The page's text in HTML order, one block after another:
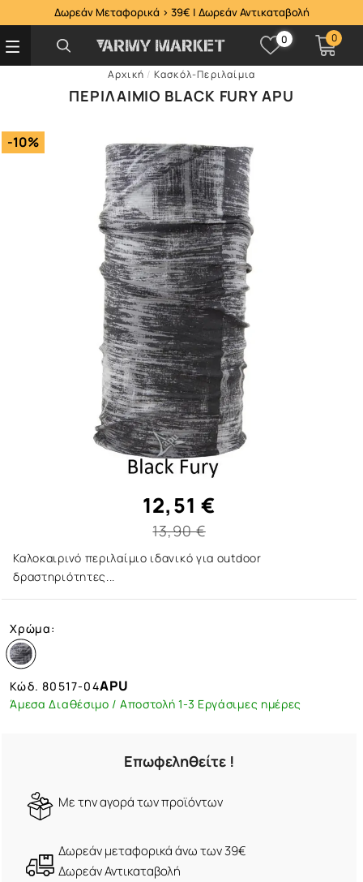
Δωρεάν Μεταφορικά > 39€ | Δωρεάν Αντικαταβολή
0 0
Αρχική / Κασκόλ-Περιλαίμια
ΠΕΡΙΛΑΊΜΙΟ BLACK FURY APU
-10%
12,51 €
13,90 €
Καλοκαιρινό περιλαίμιο ιδανικό για outdoor
δραστηριότητες...
Χρώμα:
Κώδ.80517-04APU
Άμεσα Διαθέσιμο / Αποστολή 1-3 Εργάσιμες ημέρες
Επωφεληθείτε !
Mε την αγορά των προϊόντων
Δωρεάν μεταφορικά άνω των 39€
Δωρεάν Αντικαταβολή